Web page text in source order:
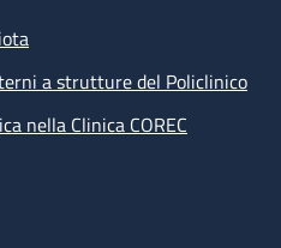
a strutture del Policlinico
nella Clinica COREC